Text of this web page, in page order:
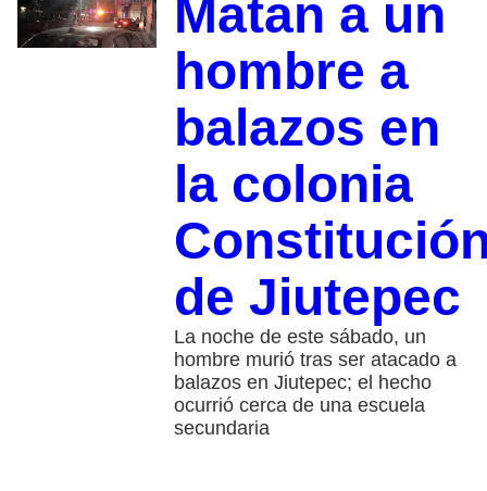
Matan a un
hombre a
balazos en
la colonia
de Jiutepec
La noche de este sábado, un
hombre murió tras ser atacado a
balazos en Jiutepec; el hecho
ocurrió cerca de una escuela
secundaria